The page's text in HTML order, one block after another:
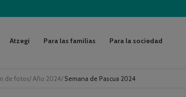
de fotos/ Año 2024/ Semana de Pascua 2024
Atzegi Para las familias Para la sociedad